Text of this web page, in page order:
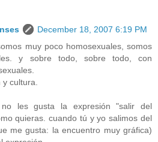
December 18, 2007 6:19 PM
muy poco homosexuales, somos
y sobre todo, sobre todo, con
cultura.
les gusta la expresión "salir del
quieras. cuando tú y yo salimos del
me gusta: la encuentro muy gráfica)